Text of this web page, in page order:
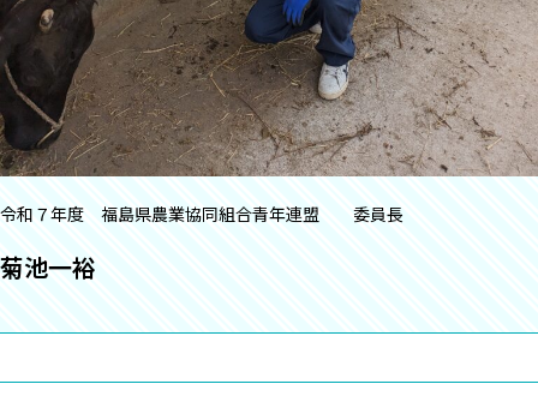
令和７年度 福島県農業協同組合青年連盟 委員長
菊池一裕